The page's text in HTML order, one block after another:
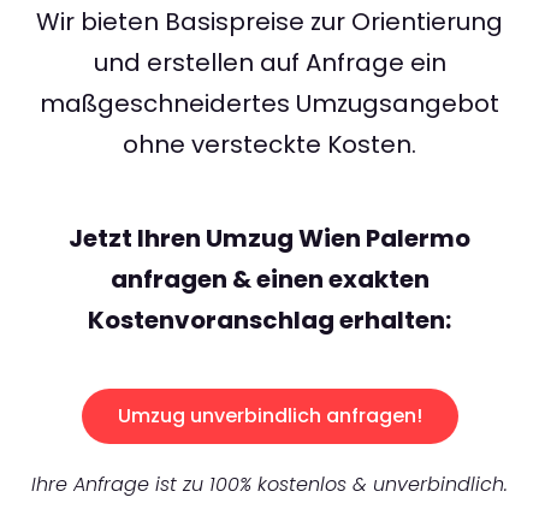
Wir bieten Basispreise zur Orientierung
und erstellen auf Anfrage ein
maßgeschneidertes Umzugsangebot
ohne versteckte Kosten.
Jetzt Ihren Umzug Wien Palermo
anfragen & einen exakten
Kostenvoranschlag erhalten:
Umzug unverbindlich anfragen!
Ihre Anfrage ist zu 100% kostenlos & unverbindlich.